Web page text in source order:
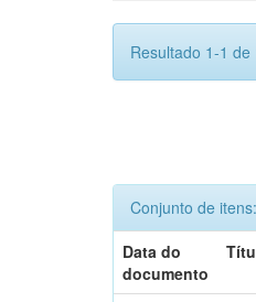
Resultado 1-1 de
Conjunto de itens:
Data do
documento